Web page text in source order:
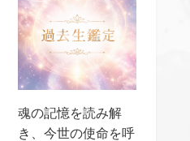
魂の記憶を読み解
き、今世の使命を呼